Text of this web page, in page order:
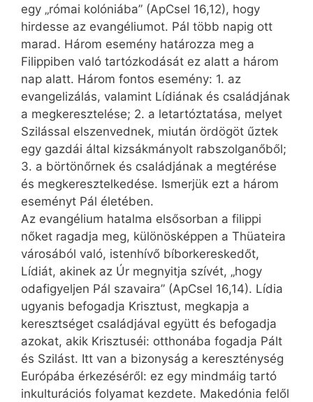
egy „római kolóniába” (ApCsel 16,12), hogy
hirdesse az evangéliumot. Pál több napig ott
marad. Három esemény határozza meg a
Filippiben való tartózkodását ez alatt a három
nap alatt. Három fontos esemény: 1. az
evangelizálás, valamint Lídiának és családjának
a megkeresztelése; 2. a letartóztatása, melyet
Szilással elszenvednek, miután ördögöt űztek
egy gazdái által kizsákmányolt rabszolganőből;
3. a börtönőrnek és családjának a megtérése
és megkeresztelkedése. Ismerjük ezt a három
eseményt Pál életében.
Az evangélium hatalma elsősorban a filippi
nőket ragadja meg, különösképpen a Thüateira
városából való, istenhívő bíborkereskedőt,
Lídiát, akinek az Úr megnyitja szívét, „hogy
odafigyeljen Pál szavaira” (ApCsel 16,14). Lídia
ugyanis befogadja Krisztust, megkapja a
keresztséget családjával együtt és befogadja
azokat, akik Krisztuséi: otthonába fogadja Pált
és Szilást. Itt van a bizonyság a kereszténység
Európába érkezéséről: ez egy mindmáig tartó
inkulturációs folyamat kezdete. Makedónia felől